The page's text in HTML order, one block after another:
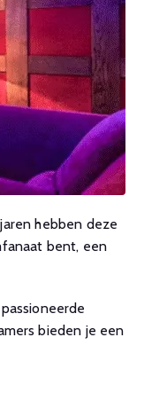
hebben deze
bent, een
bieden je een